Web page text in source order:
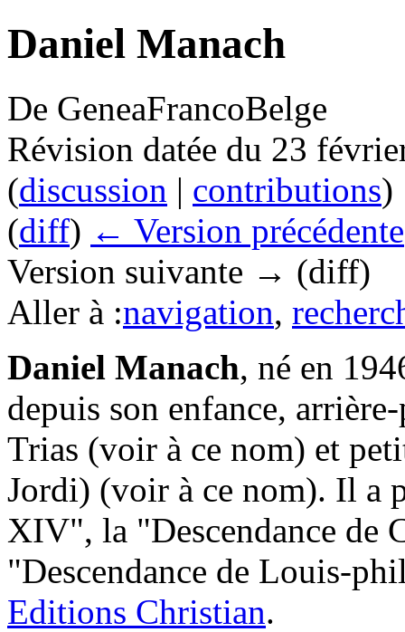
Daniel Manach
De GeneaFrancoBelge
Révision datée du 23
(discussion | contributions)
(diff) ← Version précédente
Version suivante → (diff)
Aller à :navigation,
Daniel Manach, né en
depuis son enfance,
Trias (voir à ce nom) et
Jordi) (voir à ce nom). Il a
XIV", la "Descendance de
"Descendance de Louis-
Editions Christian.